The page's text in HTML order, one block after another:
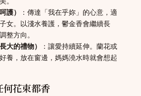
護）
：傳達「我在乎妳」的心意，適
女。以淺水養護，鬱金香會繼續長
整方向。
大的禮物）
：讓愛持續延伸。蘭花或
養，放在窗邊，媽媽澆水時就會想起
何花束都香